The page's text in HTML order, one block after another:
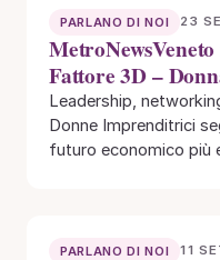
PARLANO DI NOI 23
Fattore 3D –
Leadership,
Donne Imprenditrici
futuro economico più
PARLANO DI NOI 11